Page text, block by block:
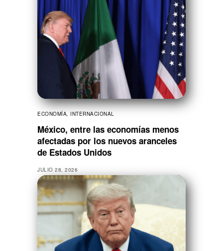
ECONOMÍA INTERNACIONAL
México, entre las economías menos
afectadas por los nuevos aranceles
de Estados Unidos
JULIO 28, 2026